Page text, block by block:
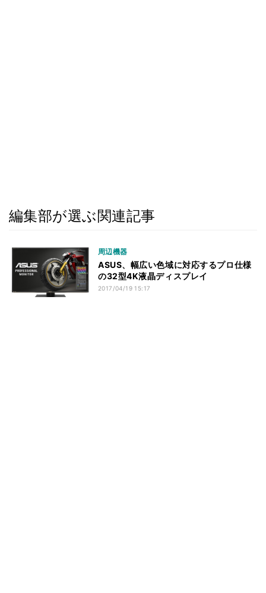
編集部が選ぶ関連記事
周辺機器
ASUS、幅広い色域に対応するプロ仕様
の32型4K液晶ディスプレイ
2017/04/19 15:17